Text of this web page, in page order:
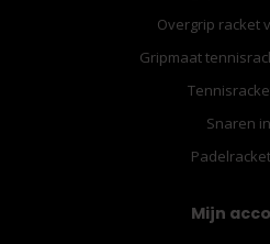
Overgrip racket
Gripmaat
Snaren
Mijn